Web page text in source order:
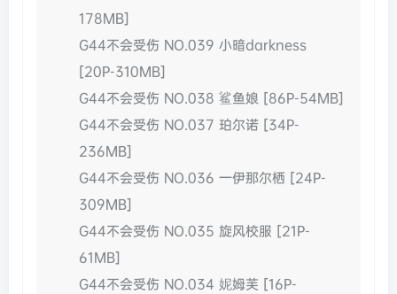
178MB]
G44不会受伤 NO.039 小暗darkness
[20P-310MB]
G44不会受伤 NO.038 鲨鱼娘 [86P-54MB]
G44不会受伤 NO.037 珀尔诺 [34P-
236MB]
G44不会受伤 NO.036 一伊那尔栖 [24P-
309MB]
G44不会受伤 NO.035 旋风校服 [21P-
61MB]
G44不会受伤 NO.034 妮姆芙 [16P-